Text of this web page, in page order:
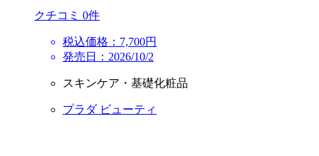
クチコミ 0件
税込価格：7,700円
発売日：2026/10/2
スキンケア・基礎化粧品
プラダ ビューティ